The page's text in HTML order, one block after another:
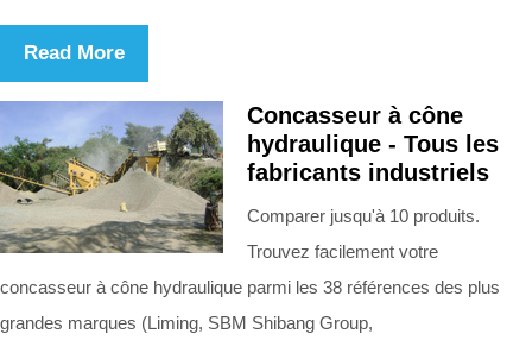
Read More
Concasseur à cône
hydraulique - Tous les
fabricants industriels
Comparer jusqu'à 10 produits.
Trouvez facilement votre
concasseur à cône hydraulique parmi les 38 références des plus
grandes marques (Liming, SBM Shibang Group,